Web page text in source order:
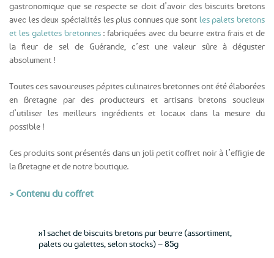
gastronomique que se respecte se doit d’avoir des biscuits bretons
avec les deux spécialités les plus connues que sont les palets bretons
et les galettes bretonnes : fabriquées avec du beurre extra frais et de
la fleur de sel de Guérande, c’est une valeur sûre à déguster
absolument !
Toutes ces savoureuses pépites culinaires bretonnes ont été élaborées
en Bretagne par des producteurs et artisans bretons soucieux
d’utiliser les meilleurs ingrédients et locaux dans la mesure du
possible !
Ces produits sont présentés dans un joli petit coffret noir à l’effigie de
la Bretagne et de notre boutique.
> Contenu du coffret
x1 sachet de biscuits bretons pur beurre (assortiment,
palets ou galettes, selon stocks) – 85g